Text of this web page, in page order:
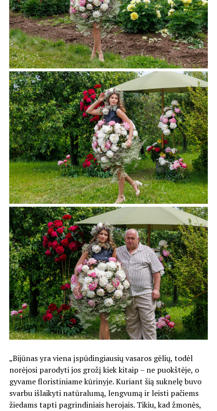
„Bijūnas yra viena įspūdingiausių vasaros gėlių, todėl
norėjosi parodyti jos grožį kiek kitaip – ne puokštėje, o
gyvame floristiniame kūrinyje. Kuriant šią suknelę buvo
svarbu išlaikyti natūralumą, lengvumą ir leisti pačiems
žiedams tapti pagrindiniais herojais. Tikiu, kad žmonės,